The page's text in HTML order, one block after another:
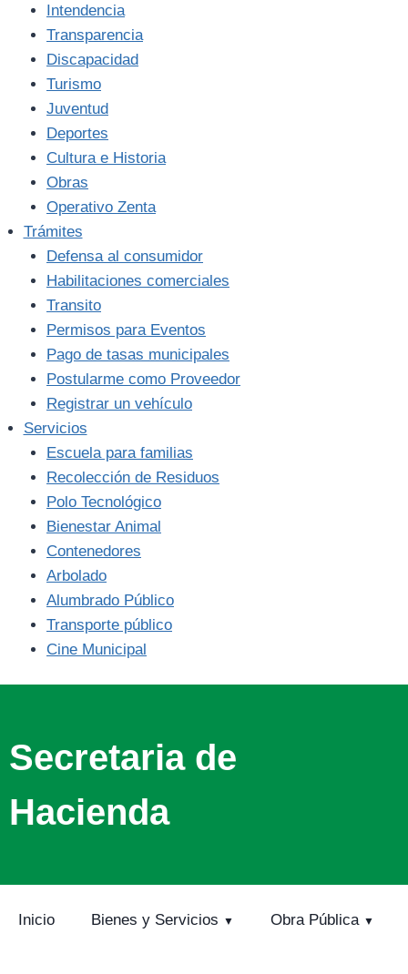
Intendencia
Transparencia
Discapacidad
Turismo
Juventud
Deportes
Cultura e Historia
Obras
Operativo Zenta
Trámites
Defensa al consumidor
Habilitaciones comerciales
Transito
Permisos para Eventos
Pago de tasas municipales
Postularme como Proveedor
Registrar un vehículo
Servicios
Escuela para familias
Recolección de Residuos
Polo Tecnológico
Bienestar Animal
Contenedores
Arbolado
Alumbrado Público
Transporte público
Cine Municipal
Secretaria de
Hacienda
Inicio Bienes y Servicios Obra Pública